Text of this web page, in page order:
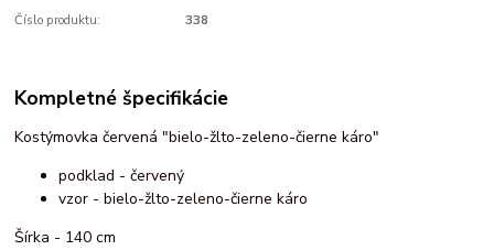
Číslo produktu: 338
Kompletné špecifikácie
Kostýmovka červená "bielo-žlto-zeleno-čierne káro"
podklad - červený
vzor - bielo-žlto-zeleno-čierne káro
Šírka - 140 cm